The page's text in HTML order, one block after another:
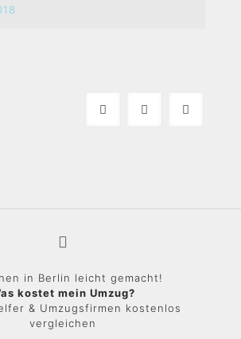
in Berlin leicht gemacht!
kostet mein Umzug?
& Umzugsfirmen kostenlos
vergleichen